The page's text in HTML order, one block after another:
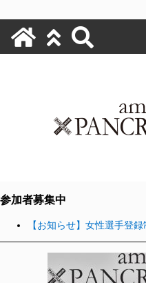
参加者募集中
【お知らせ】女性選手登